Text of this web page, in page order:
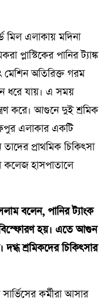
মিল এলাকায় মদিনা
প্লাস্টিকের পানির ট্যাঙ্ক
মেশিন অতিরিক্ত গরম
ধরে যায়। এ সময়
করে। আগুনে দুই শ্রমিক
এলাকার একটি
প্রাথমিক চিকিৎসা
কলেজ হাসপাতালে
বলেন, পানির ট্যাংক
বিস্ফোরণ হয়। এতে আগুন
শ্রমিকদের চিকিৎসার
কর্মীরা আসার